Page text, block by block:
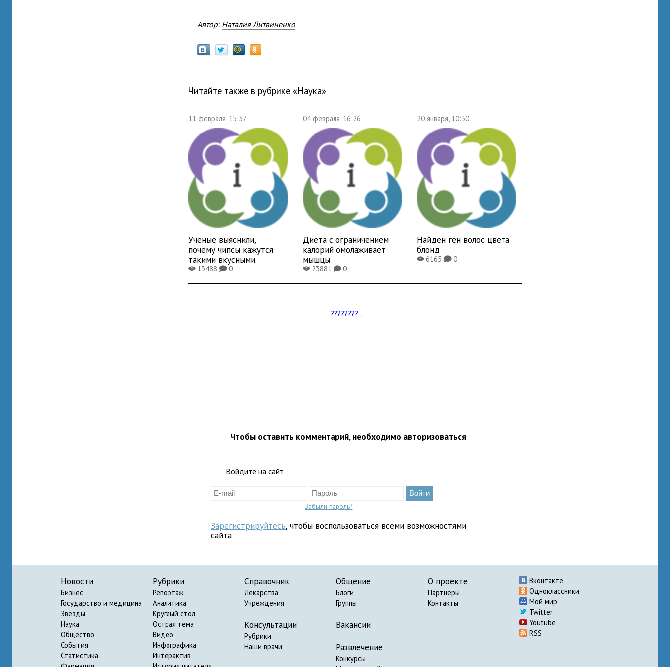
Автор: Наталия Литвиненко
Читайте также в рубрике « наука»
11 февраля, 15:37
Ученые выяснили,
почему чипсы кажутся
такими вкусными
X13488K0
04 февраля, 16:26
Диета с ограничением
калорий омолаживает
мышцы
X23881K0
20 января, 10:30
Найден ген волос цвета
блонд
X6165K0
????????...
Чтобы оставить комментарий, необходимо авторизоваться
Войдите на сайт
Забыли пароль?
Зарегистрируйтесь, чтобы воспользоваться всеми возможностями
сайта
Новости
Бизнес
Государство и медицина
Звезды
Наука
Общество
События
Статистика
Рубрики
Репортаж
Аналитика
Круглый стол
Острая тема
Видео
Инфографика
Интерактив
Справочник
Лекарства
Учреждения
Консультации
Рубрики
Наши врачи
Общение
Блоги
Группы
Вакансии
Развлечение
Конкурсы
О проекте
Партнеры
Контакты
Вконтакте
Одноклассники
Мой мир
Twitter
Youtube
RSS